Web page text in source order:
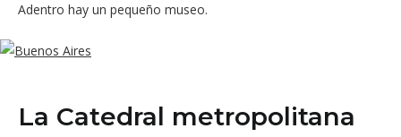
Adentro hay un pequeño museo.
La Catedral metropolitana